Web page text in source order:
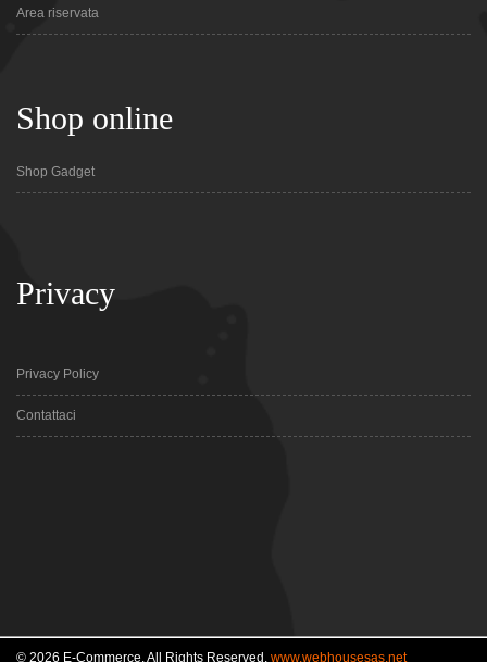
Area riservata
Shop online
Shop Gadget
Privacy
Privacy Policy
Contattaci
© 2026 E-Commerce. All Rights Reserved. www.webhousesas.net